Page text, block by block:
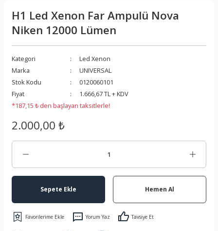
H1 Led Xenon Far Ampulü Nova
Niken 12000 Lümen
Kategori
Led Xenon
Marka
UNIVERSAL
Stok Kodu
0120060101
Fiyat
1.666,67 TL + KDV
*187,15 ₺ den başlayan taksitlerle!
2.000,00 ₺
Sepete Ekle Hemen Al
Yorum Yaz Tavsiye Et